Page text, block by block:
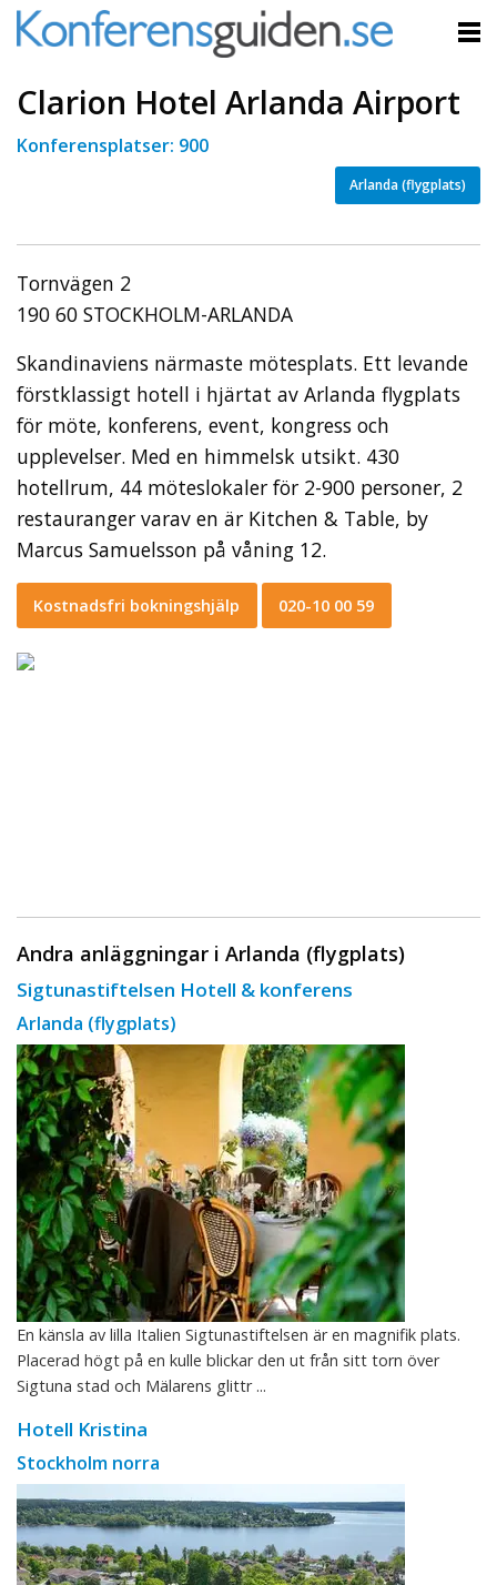
Clarion Hotel Arlanda Airport
Konferensplatser: 900
Arlanda (flygplats)
Tornvägen 2
190 60 STOCKHOLM-ARLANDA
Skandinaviens närmaste mötesplats. Ett levande
förstklassigt hotell i hjärtat av Arlanda flygplats
för möte, konferens, event, kongress och
upplevelser. Med en himmelsk utsikt. 430
hotellrum, 44 möteslokaler för 2-900 personer, 2
restauranger varav en är Kitchen & Table, by
Marcus Samuelsson på våning 12.
Kostnadsfri bokningshjälp 020-10 00 59
Andra anläggningar i Arlanda (flygplats)
Sigtunastiftelsen Hotell & konferens
Arlanda (flygplats)
En känsla av lilla Italien Sigtunastiftelsen är en magnifik plats.
Placerad högt på en kulle blickar den ut från sitt torn över
Sigtuna stad och Mälarens glittr ...
Hotell Kristina
Stockholm norra